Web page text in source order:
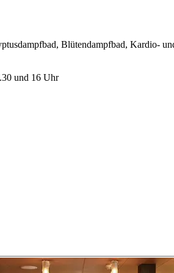
Blütendampfbad, Kardio-
und 16 Uhr